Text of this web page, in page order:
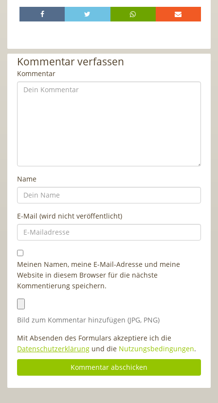
Kommentar verfassen
Kommentar
Name
E-Mail (wird nicht veröffentlicht)
Meinen Namen, meine E-Mail-Adresse und meine
Website in diesem Browser für die nächste
Kommentierung speichern.
Bild zum Kommentar hinzufügen (JPG, PNG)
Mit Absenden des Formulars akzeptiere ich die
Datenschutzerklärung und die Nutzungsbedingungen.